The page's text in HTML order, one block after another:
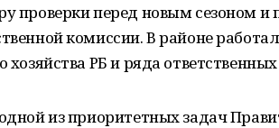
проверки перед новым сезоном
комиссии. В районе
хозяйства РБ и ряда
из приоритетных задач